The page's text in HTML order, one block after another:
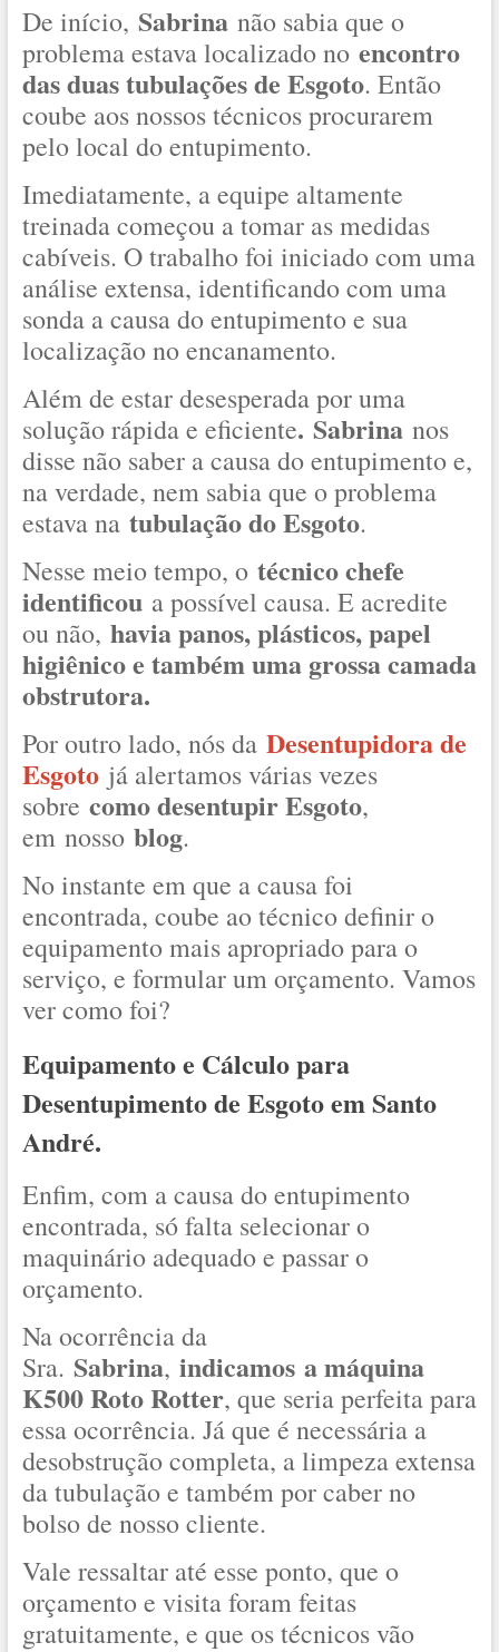
De início, Sabrinanão sabia que o
problema estava localizado no encontro
das duas tubulações de Esgoto. Então
coube aos nossos técnicos procurarem
pelo local do entupimento.
Imediatamente, a equipe altamente
treinada começou a tomar as medidas
cabíveis. O trabalho foi iniciado com uma
análise extensa, identificando com uma
sonda a causa do entupimento e sua
localização no encanamento.
Além de estar desesperada por uma
solução rápida e eficiente. Sabrinanos
disse não saber a causa do entupimento e,
na verdade, nem sabia que o problema
estava na tubulação do Esgoto.
Nesse meio tempo, o técnico chefe
identificoua possível causa. E acredite
ou não, havia panos, plásticos, papel
higiênico e também uma grossa camada
obstrutora.
Por outro lado, nós da Desentupidora de
Esgotojá alertamos várias vezes
sobre como desentupir Esgoto,
em nosso blog.
No instante em que a causa foi
encontrada, coube ao técnico definir o
equipamento mais apropriado para o
serviço, e formular um orçamento. Vamos
ver como foi?
Equipamento e Cálculo para
Desentupimento de Esgoto em Santo
André.
Enfim, com a causa do entupimento
encontrada, só falta selecionar o
maquinário adequado e passar o
orçamento.
Na ocorrência da
Sra. Sabrina, indicamos a máquina
K500 Roto Rotter, que seria perfeita para
essa ocorrência. Já que é necessária a
desobstrução completa, a limpeza extensa
da tubulação e também por caber no
bolso de nosso cliente.
Vale ressaltar até esse ponto, que o
orçamento e visita foram feitas
gratuitamente, e que os técnicos vão